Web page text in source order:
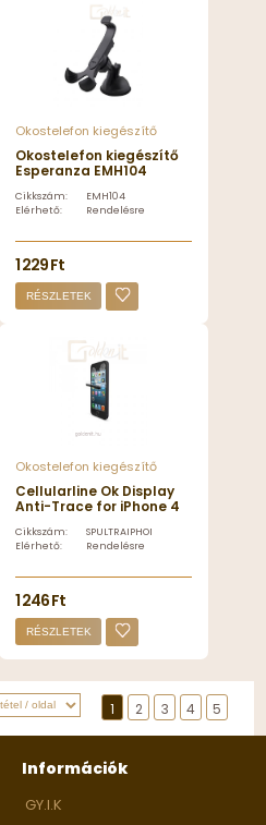
Okostelefon kiegészítő
Okostelefon kiegészítő
Esperanza EMH104
mount Black - EMH104
Cikkszám:
EMH104
Elérhető:
Rendelésre
1 229 Ft
RÉSZLETEK
Okostelefon kiegészítő
Cellularline Ok Display
Anti-Trace for iPhone 4
Cikkszám:
SPULTRAIPHONE4
Elérhető:
Rendelésre
1 246 Ft
RÉSZLETEK
1 2 3 4 5
Információk
GY.I.K